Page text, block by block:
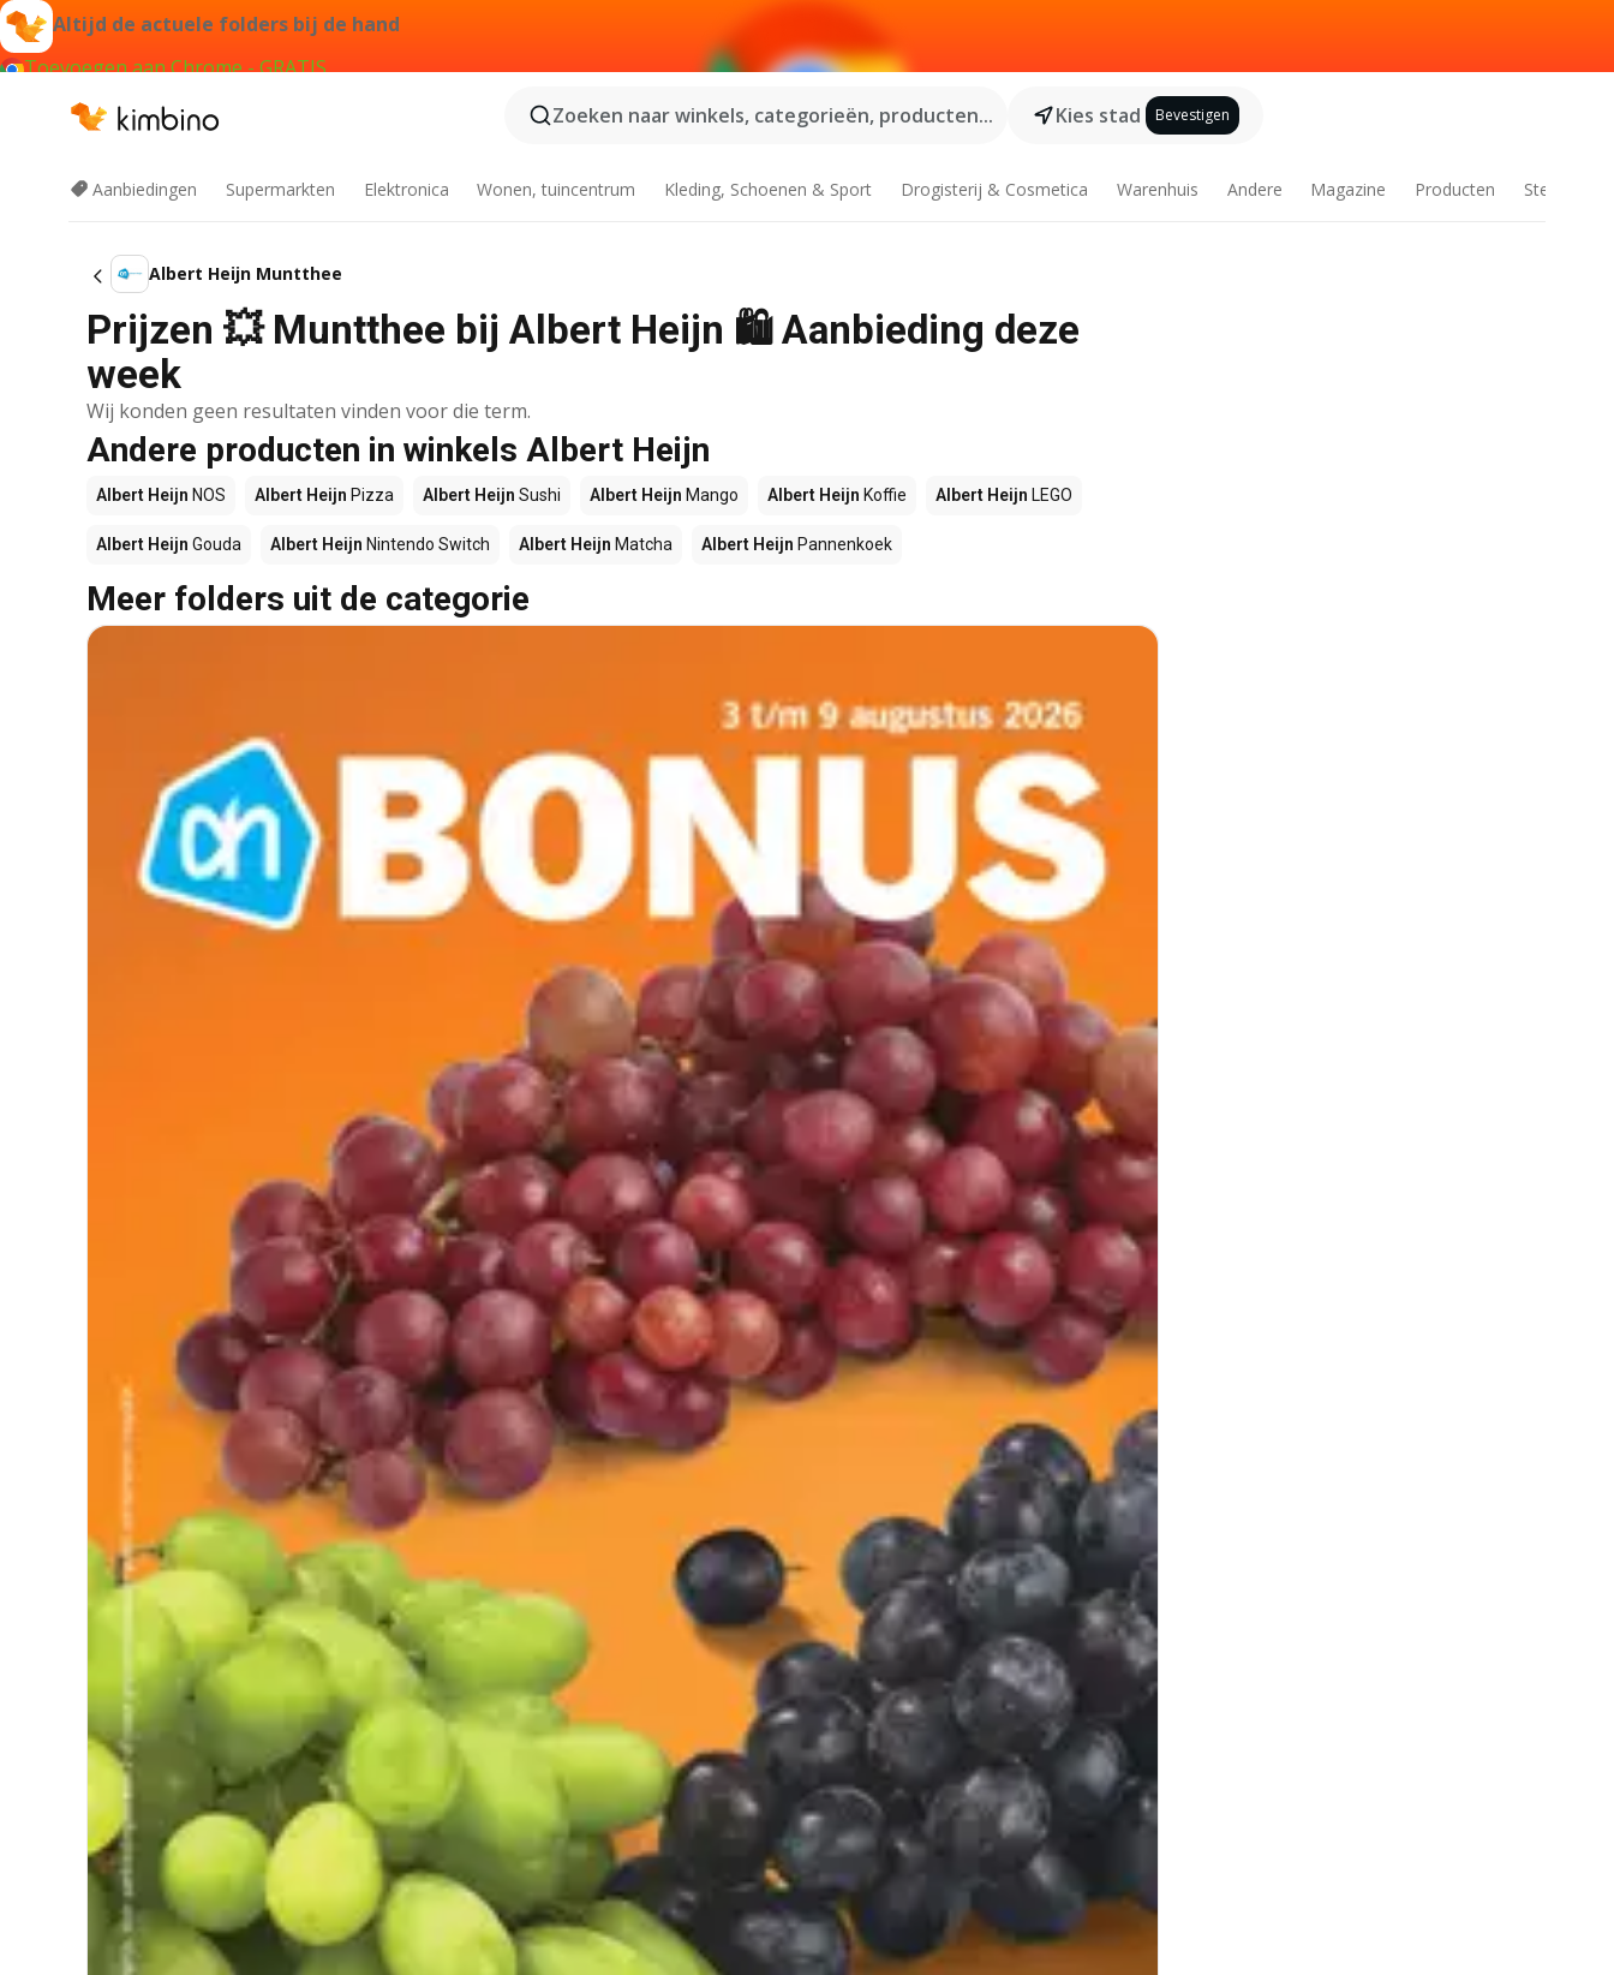
Altijd de actuele folders bij de hand
Toevoegen aan Chrome - GRATIS
Zoeken naar winkels, categorieën, producten...
Kies stad Bevestigen
Aanbiedingen Supermarkten Elektronica Wonen, tuincentrum Kleding, Schoenen & Sport Drogisterij & Cosmetica Warenhuis Andere Magazine Producten Steden
Albert Heijn Muntthee
Prijzen 💥 Muntthee bij Albert Heijn 🛍️ Aanbieding deze
week
Wij konden geen resultaten vinden voor die term.
Andere producten in winkels Albert Heijn
Albert Heijn NOS Albert Heijn Pizza Albert Heijn Sushi Albert Heijn Mango Albert Heijn Koffie Albert Heijn LEGO
Albert Heijn Gouda Albert Heijn Nintendo Switch Albert Heijn Matcha Albert Heijn Pannenkoek
Meer folders uit de categorie